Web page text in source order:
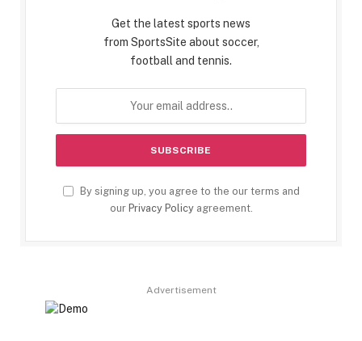
Get the latest sports news
from SportsSite about soccer,
football and tennis.
By signing up, you agree to the our terms and
our Privacy Policyagreement.
Advertisement